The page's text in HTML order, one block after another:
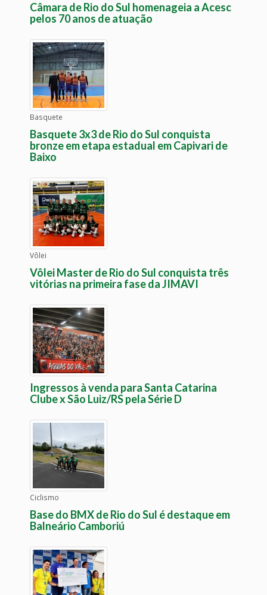
Câmara de Rio do Sul homenageia a Acesc
pelos 70 anos de atuação
Basquete
Basquete 3x3 de Rio do Sul conquista
bronze em etapa estadual em Capivari de
Baixo
Vôlei
Vôlei Master de Rio do Sul conquista três
vitórias na primeira fase da JIMAVI
Ingressos à venda para Santa Catarina
Clube x São Luiz/RS pela Série D
Ciclismo
Base do BMX de Rio do Sul é destaque em
Balneário Camboriú